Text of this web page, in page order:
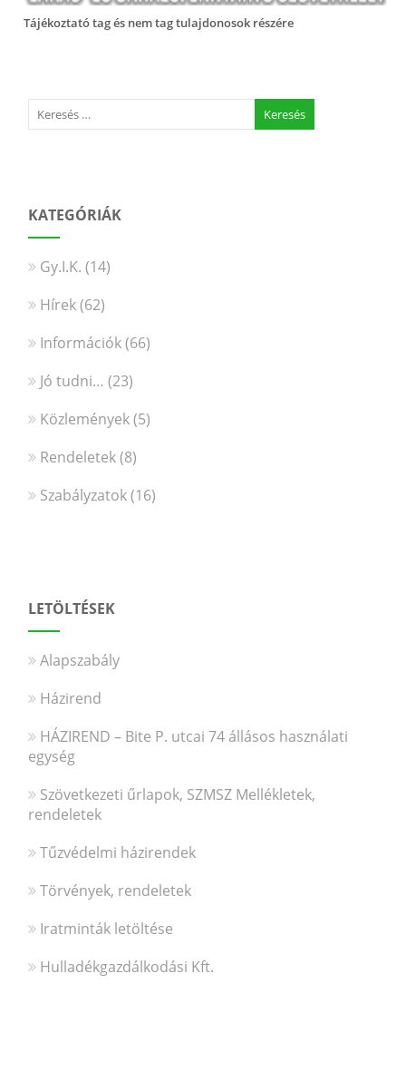
Tájékoztató tag és nem tag tulajdonosok részére
KATEGÓRIÁK
Gy.I.K. (14)
Hírek(62)
Információk(66)
Jó tudni… (23)
Közlemények(5)
Rendeletek(8)
Szabályzatok(16)
LETÖLTÉSEK
Alapszabály
Házirend
HÁZIREND – Bite P. utcai 74 állásos használati
egység
Szövetkezeti űrlapok, SZMSZ Mellékletek,
rendeletek
Tűzvédelmi házirendek
Törvények, rendeletek
Iratminták letöltése
Hulladékgazdálkodási Kft.